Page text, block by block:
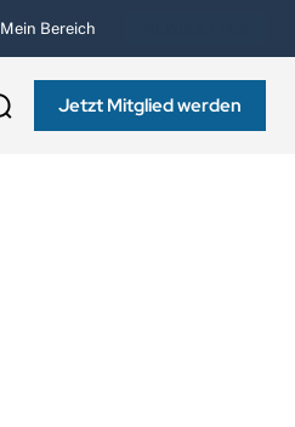
Mein Bereich
Jetzt Mitglied werden